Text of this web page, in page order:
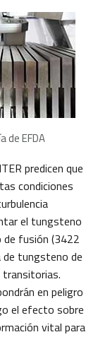
de EFDA
predicen que
condiciones
el tungsteno
de fusión (3422
de tungsteno de
transitorias.
en peligro
el efecto sobre
vital para